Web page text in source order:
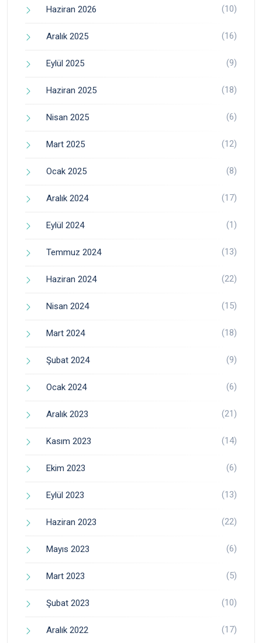
Haziran 2026 (10)
Aralık 2025 (16)
Eylül 2025 (9)
Haziran 2025 (18)
Nisan 2025 (6)
Mart 2025 (12)
Ocak 2025 (8)
Aralık 2024 (17)
Eylül 2024 (1)
Temmuz 2024 (13)
Haziran 2024 (22)
Nisan 2024 (15)
Mart 2024 (18)
Şubat 2024 (9)
Ocak 2024 (6)
Aralık 2023 (21)
Kasım 2023 (14)
Ekim 2023 (6)
Eylül 2023 (13)
Haziran 2023 (22)
Mayıs 2023 (6)
Mart 2023 (5)
Şubat 2023 (10)
Aralık 2022 (17)